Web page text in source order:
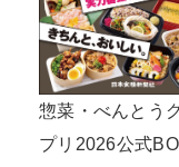
惣菜・べんとう
プリ2026公式